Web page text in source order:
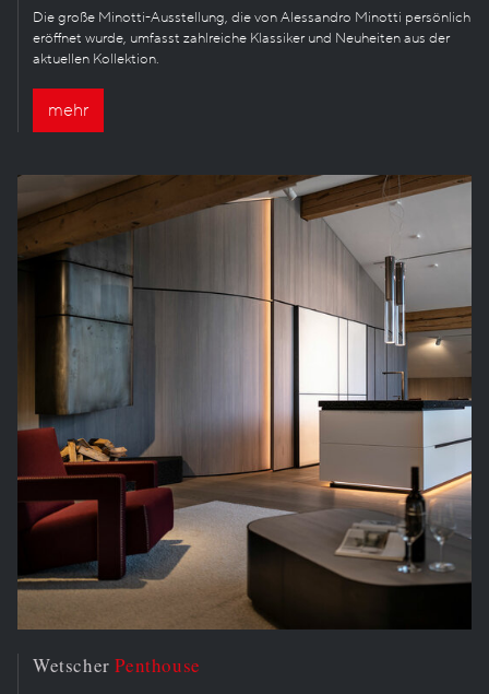
Die große Minotti-Ausstellung, die von Alessandro Minotti persönlich
eröffnet wurde, umfasst zahlreiche Klassiker und Neuheiten aus der
aktuellen Kollektion.
mehr
WetscherPenthouse